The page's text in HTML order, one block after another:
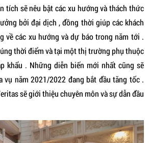
tích sẽ nêu bật các xu hướng và thách thức
bởi đại dịch , đồng thời giúp các khách
về các xu hướng và dự báo trong năm tới .
thời điểm và tại một thị trường phụ thuộc
khẩu . Những diễn biến mới nhất cũng sẽ
vụ năm 2021/2022 đang bắt đầu tăng tốc .
sẽ giới thiệu chuyên môn và sự dẫn đầu